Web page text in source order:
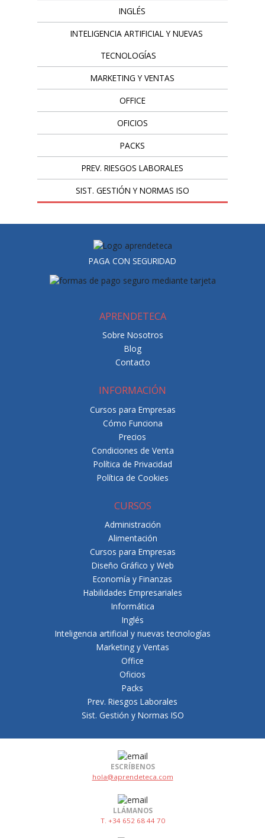
INGLÉS
INTELIGENCIA ARTIFICIAL Y NUEVAS
TECNOLOGÍAS
MARKETING Y VENTAS
OFFICE
OFICIOS
PACKS
PREV. RIESGOS LABORALES
SIST. GESTIÓN Y NORMAS ISO
PAGA CON SEGURIDAD
APRENDETECA
Sobre Nosotros
Blog
Contacto
INFORMACIÓN
Cursos para Empresas
Cómo Funciona
Precios
Condiciones de Venta
Política de Privacidad
Política de Cookies
CURSOS
Administración
Alimentación
Cursos para Empresas
Diseño Gráfico y Web
Economía y Finanzas
Habilidades Empresariales
Informática
Inglés
Inteligencia artificial y nuevas tecnologías
Marketing y Ventas
Office
Oficios
Packs
Prev. Riesgos Laborales
Sist. Gestión y Normas ISO
ESCRÍBENOS
hola@aprendeteca.com
LLÁMANOS
T. +34 652 68 44 70